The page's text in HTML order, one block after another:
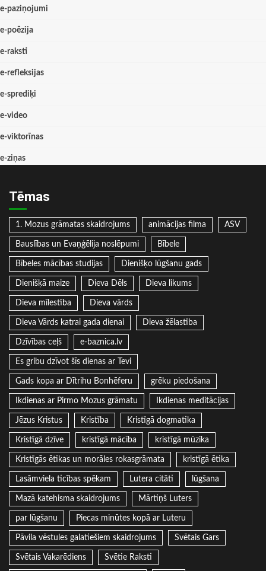
e-paziņojumi
e-poēzija
e-raksti
e-refleksijas
e-sprediķi
e-video
e-viktorīnas
e-ziņas
Tēmas
1. Mozus grāmatas skaidrojums animācijas filma ASV
Bauslības un Evaņģēlija noslēpumi Bībele
Bībeles mācības studijas Dienišķo lūgšanu gads
Dienišķā maize Dieva Dēls Dieva likums
Dieva mīlestība Dieva vārds
Dieva Vārds katrai gada dienai Dieva žēlastība
Dzīvības ceļš e-baznica.lv
Es gribu dzīvot šīs dienas ar Tevi
Gads kopa ar Dītrihu Bonhēferu grēku piedošana
Ikdienas ar Pirmo Mozus grāmatu Ikdienas meditācijas
Jēzus Kristus Kristība Kristīgā dogmatika
Kristīgā dzīve kristīgā mācība kristīgā mūzika
Kristīgās ētikas un morāles rokasgrāmata kristīgā ētika
Lasāmviela ticības spēkam Lutera citāti lūgšana
Mazā katehisma skaidrojums Mārtiņš Luters
par lūgšanu Piecas minūtes kopā ar Luteru
Pāvila vēstules galatiešiem skaidrojums Svētais Gars
Svētais Vakarēdiens Svētie Raksti